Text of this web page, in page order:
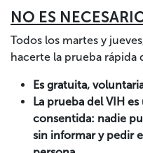
NO ES
Todos los martes y
hacerte la prueba rápida
Es gratuita,
La prueba del VIH
consentida: nadie
sin informar y pedir